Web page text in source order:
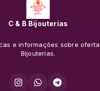
C & B Bijouterias
e informações sobre
Bijouterias.